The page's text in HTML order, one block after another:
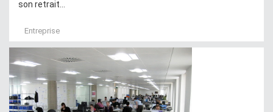
son retrait...
Entreprise